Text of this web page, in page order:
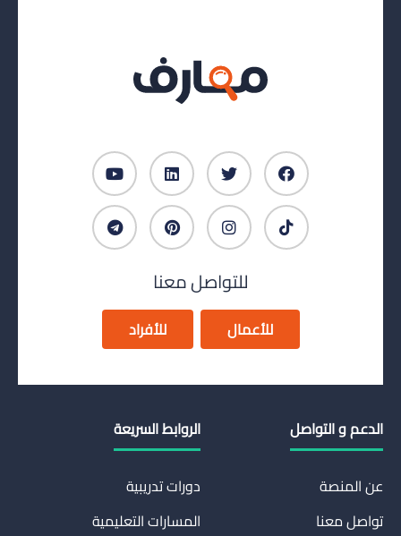
للتواصل معنا
للأعمال للأفراد
الدعم و التواصل
عن المنصة
تواصل معنا
الروابط السريعة
دورات تدريبية
المسارات التعليمية